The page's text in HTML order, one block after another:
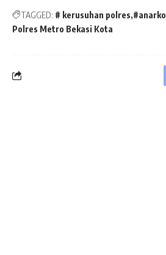
TAGGED: # kerusuhan polres #anarko
Polres Metro Bekasi Kota